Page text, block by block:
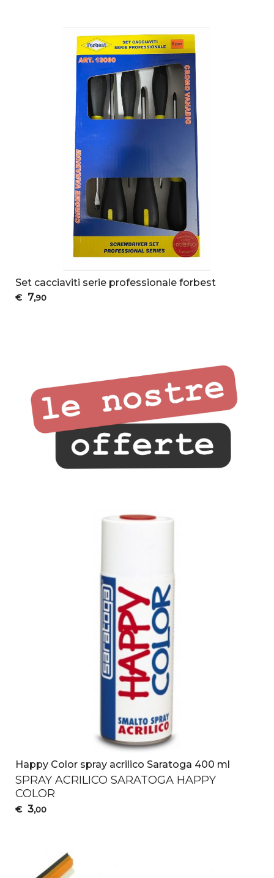
Set cacciaviti serie professionale forbest
€ 7,90
Happy Color spray acrilico Saratoga 400 ml
SPRAY ACRILICO SARATOGA HAPPY
COLOR
€ 3,00